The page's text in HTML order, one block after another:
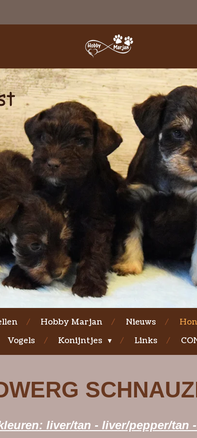
Hobby Marjan Nieuws
Vogels
Konijntjes Links
liver/tan - liver/pepper/tan